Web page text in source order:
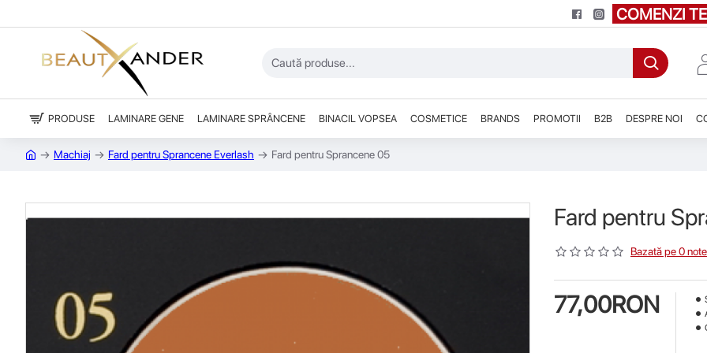
COMENZI
PRODUSE LAMINARE GENE LAMINARE SPRÂNCENE BINACIL VOPSEA COSMETICE BRANDS PROMOTII B2B DESPRE NOI
Machiaj Fard pentru Sprancene Everlash Fard pentru Sprancene 05
Fard pentru
Bazată pe 0
77,00RON